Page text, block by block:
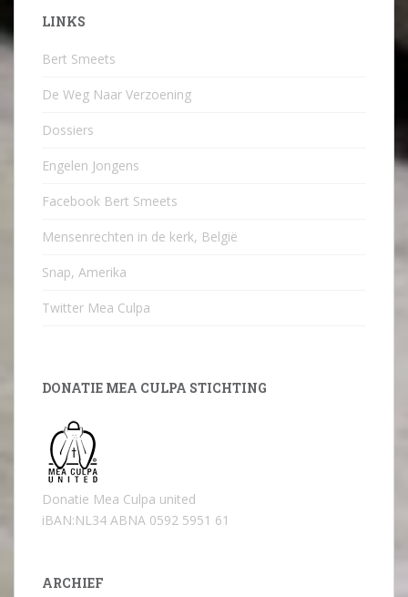
LINKS
Bert Smeets
De Weg Naar Verzoening
Dossiers
Engelen Jongens
Facebook Bert Smeets
Mensenrechten in de kerk, België
Snap, Amerika
Twitter Mea Culpa
DONATIE MEA CULPA STICHTING
Donatie Mea Culpa united
iBAN:NL34 ABNA 0592 5951 61
ARCHIEF